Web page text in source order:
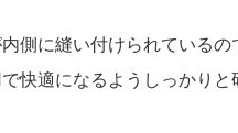
側に縫い付けられている
快適になるようしっかりと